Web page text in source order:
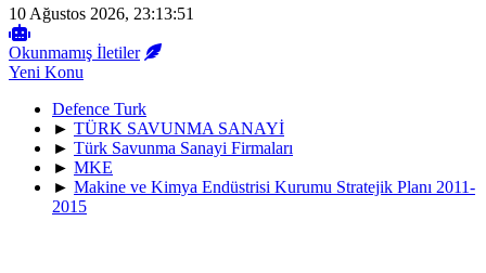
10 Ağustos 2026, 23:13:51
Okunmamış İletiler
Yeni Konu
Defence Turk
► TÜRK SAVUNMA SANAYİ
► Türk Savunma Sanayi Firmaları
► MKE
► Makine ve Kimya Endüstrisi Kurumu Stratejik Planı 2011-
2015